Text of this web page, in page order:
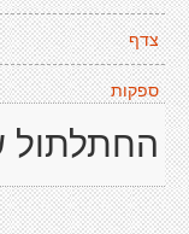
צדף
ספקות
החתלתול